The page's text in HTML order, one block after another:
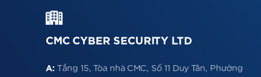
CMC CYBER SECURITY LTD
A: Tầng 15, Tòa nhà CMC, Số 11 Duy Tân, Phường